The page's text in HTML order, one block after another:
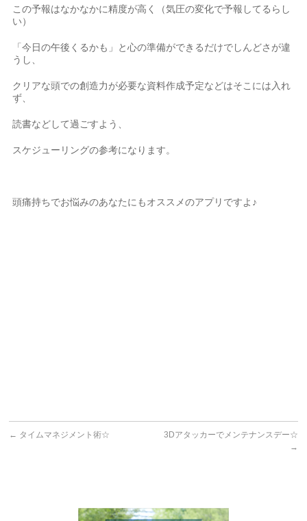
この予報はなかなかに精度が高く（気圧の変化で予報してるらし
い）
「今日の午後くるかも」と心の準備ができるだけでしんどさが違
うし、
クリアな頭での創造力が必要な資料作成予定などはそこには入れ
ず、
読書などして過ごすよう、
スケジューリングの参考になります。
頭痛持ちでお悩みのあなたにもオススメのアプリですよ♪
← タイムマネジメント術☆
3Dアタッカーでメンテナンスデー☆
→